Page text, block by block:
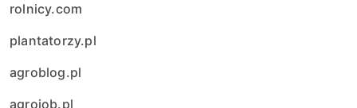
rolnicy.com
plantatorzy.pl
agroblog.pl
agrojob.pl